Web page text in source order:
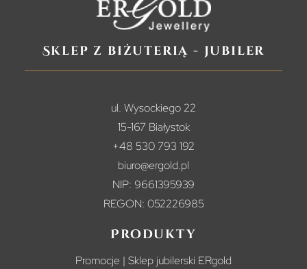
Sklep z biżuterią - jubiler
ul. Wysockiego 22
15-167 Białystok
+48 530 793 192
biuro@ergold.pl
NIP: 9661395939
REGON: 052226985
Produkty
Promocje | Sklep jubilerski ERgold